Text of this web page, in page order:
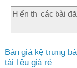
Hiển thị các bài
Bán giá kệ trưng
tài liệu giá rẻ